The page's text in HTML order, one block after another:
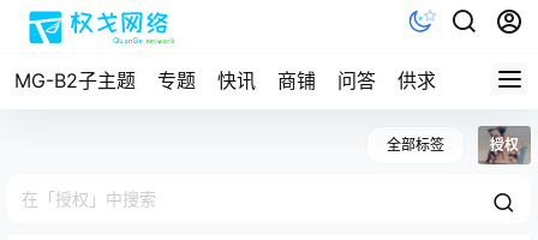
MG-B2子主题 专题 快讯 商铺 问答 供求
全部标签 授权